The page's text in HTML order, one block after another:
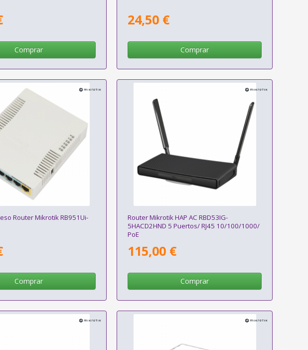
Comprar
24,50 €
Comprar
Router Mikrotik RB951Ui-
Comprar
Router Mikrotik HAP AC RBD53IG-
5HACD2HND 5 Puertos/ RJ45 10/100/1000/
PoE
115,00 €
Comprar